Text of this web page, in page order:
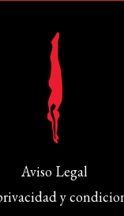
Aviso Legal
y